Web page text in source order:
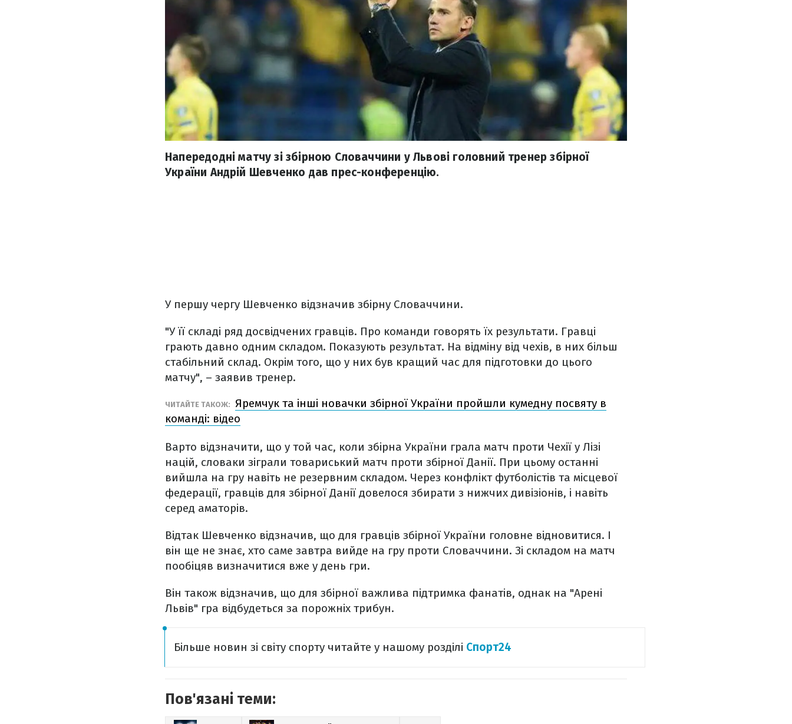
Напередодні матчу зі збірною Словаччини у Львові головний тренер збірної
України Андрій Шевченко дав прес-конференцію.
У першу чергу Шевченко відзначив збірну Словаччини.
"У її складі ряд досвідчених гравців. Про команди говорять їх результати. Гравці
грають давно одним складом. Показують результат. На відміну від чехів, в них більш
стабільний склад. Окрім того, що у них був кращий час для підготовки до цього
матчу", – заявив тренер.
ЧИТАЙТЕ ТАКОЖ: Яремчук та інші новачки збірної України пройшли кумедну посвяту в
команді: відео
Варто відзначити, що у той час, коли збірна України грала матч проти Чехії у Лізі
націй, словаки зіграли товариський матч проти збірної Данії. При цьому останні
вийшла на гру навіть не резервним складом. Через конфлікт футболістів та місцевої
федерації, гравців для збірної Данії довелося збирати з нижчих дивізіонів, і навіть
серед аматорів.
Відтак Шевченко відзначив, що для гравців збірної України головне відновитися. І
він ще не знає, хто саме завтра вийде на гру проти Словаччини. Зі складом на матч
пообіцяв визначитися вже у день гри.
Він також відзначив, що для збірної важлива підтримка фанатів, однак на "Арені
Львів" гра відбудеться за порожніх трибун.
Більше новин зі світу спорту читайте у нашому розділі Спорт24
Пов'язані теми: